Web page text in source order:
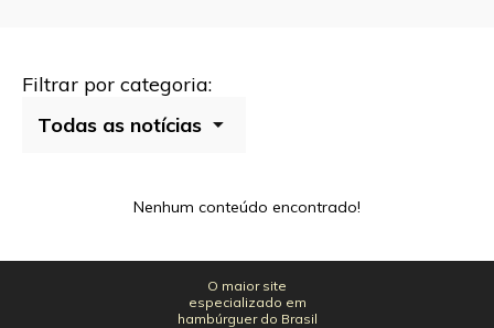
Filtrar por categoria:
Nenhum conteúdo encontrado!
O maior site
especializado em
hambúrguer do Brasil